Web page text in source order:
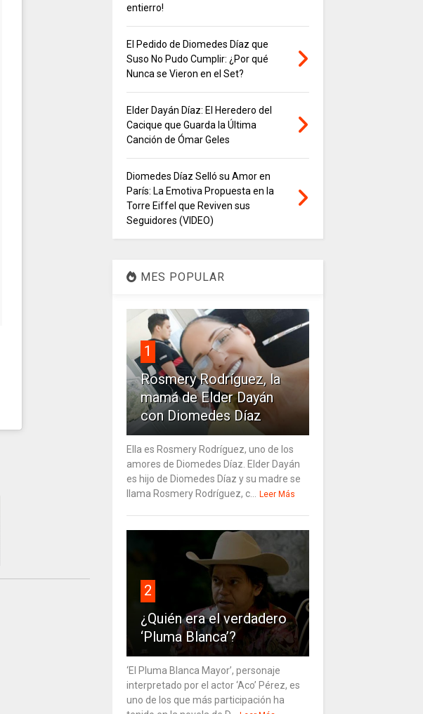
entierro!
El Pedido de Diomedes Díaz que
Suso No Pudo Cumplir: ¿Por qué
Nunca se Vieron en el Set?
Elder Dayán Díaz: El Heredero del
Cacique que Guarda la Última
Canción de Ómar Geles
Diomedes Díaz Selló su Amor en
París: La Emotiva Propuesta en la
Torre Eiffel que Reviven sus
Seguidores (VIDEO)
MES POPULAR
1
Rosmery Rodríguez, la
mamá de Elder Dayán
con Diomedes Díaz
Ella es Rosmery Rodríguez, uno de los
amores de Diomedes Díaz. Elder Dayán
es hijo de Diomedes Díaz y su madre se
llama Rosmery Rodríguez, c... Leer Más
2
¿Quién era el verdadero
‘Pluma Blanca’?
‘El Pluma Blanca Mayor’, personaje
interpretado por el actor ‘Aco’ Pérez, es
uno de los que más participación ha